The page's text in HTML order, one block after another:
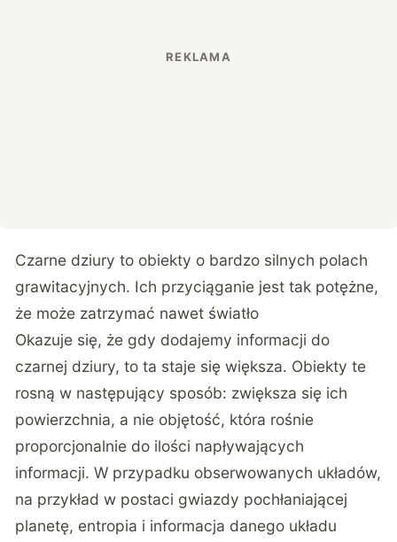
Czarne dziury to obiekty o bardzo silnych polach
grawitacyjnych. Ich przyciąganie jest tak potężne,
że może zatrzymać nawet światło
Okazuje się, że gdy dodajemy informacji do
czarnej dziury, to ta staje się większa. Obiekty te
rosną w następujący sposób: zwiększa się ich
powierzchnia, a nie objętość, która rośnie
proporcjonalnie do ilości napływających
informacji. W przypadku obserwowanych układów,
na przykład w postaci gwiazdy pochłaniającej
planetę, entropia i informacja danego układu